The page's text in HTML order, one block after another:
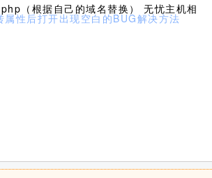
（根据自己的域名替换） 无忧主机相
性后打开出现空白的BUG解决方法